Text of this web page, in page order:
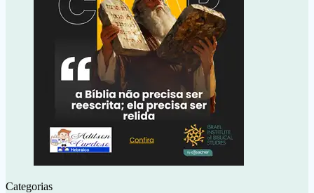
Categorias